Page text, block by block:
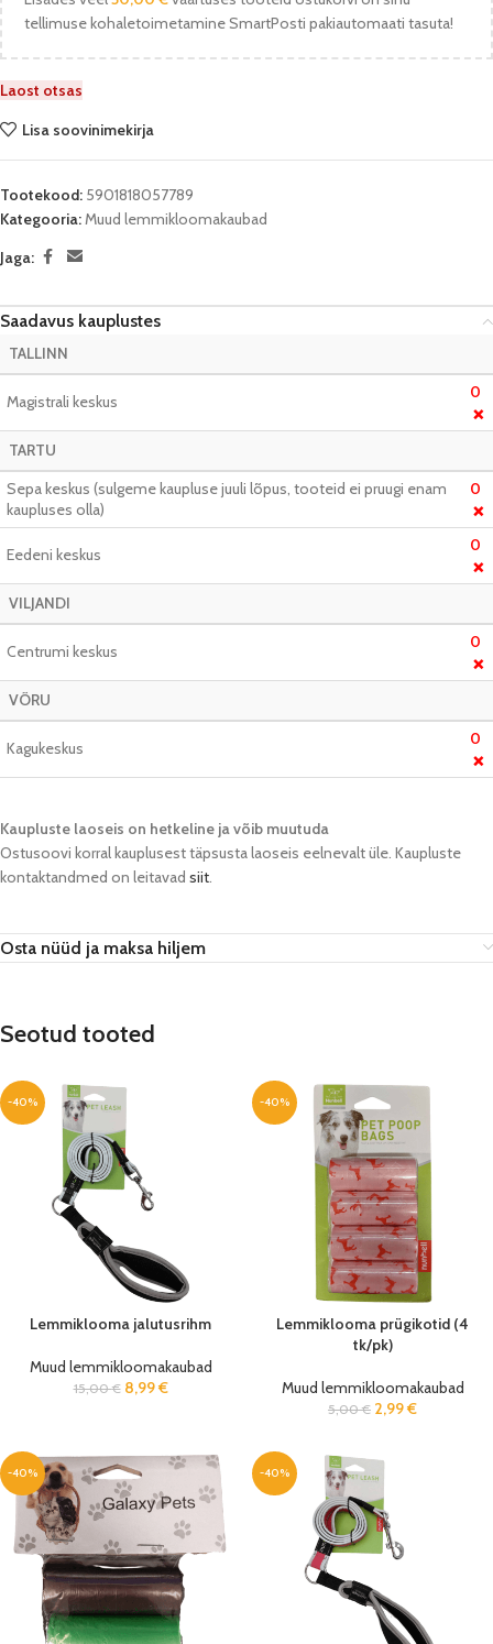
tellimuse kohaletoimetamine SmartPosti pakiautomaati tasuta!
Laost otsas
Lisa soovinimekirja
Tootekood: 5901818057789
Kategooria:Muud lemmikloomakaubad
Jaga:
Saadavus kauplustes
TALLINN
Magistrali keskus 0
❌
TARTU
Sepa keskus (sulgeme kaupluse juuli lõpus, tooteid ei pruugi enam
kaupluses olla)
0
❌
Eedeni keskus 0
❌
VILJANDI
Centrumi keskus 0
❌
VÕRU
Kagukeskus 0
❌
Kaupluste laoseis on hetkeline ja võib muutuda​
Ostusoovi korral kauplusest täpsusta laoseis eelnevalt üle. Kaupluste
kontaktandmed on leitavad siit.
Osta nüüd ja maksa hiljem
Seotud tooted
-40%
Lemmiklooma jalutusrihm
Muud lemmikloomakaubad
15,00€ 8,99€
-40%
Lemmiklooma prügikotid (4
tk/pk)
Muud lemmikloomakaubad
5,00€ 2,99€
-40% -40%